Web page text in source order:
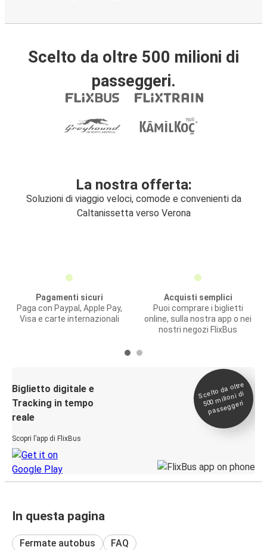
Scelto da oltre 500 milioni di
passeggeri.
La nostra offerta:
Soluzioni di viaggio veloci, comode e convenienti da
Caltanissetta verso Verona
Pagamenti sicuri
Paga con Paypal, Apple Pay,
Visa e carte internazionali
Acquisti semplici
Puoi comprare i biglietti
online, sulla nostra app o nei
nostri negozi FlixBus
Biglietto digitale e
Tracking in tempo
reale
Scopri l’app di FlixBus
Scelto da oltre
500
milioni di
passeggeri
In questa pagina
Fermate autobus FAQ